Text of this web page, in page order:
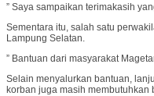
” Saya sampaikan terimakasih
Sementara itu, salah satu
Lampung Selatan.
” Bantuan dari masyarakat
Selain menyalurkan bantuan,
korban juga masih membutuhkan